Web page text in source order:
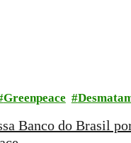
Greenpeace
Banco do Brasil